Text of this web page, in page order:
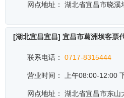
网点地址： 湖北省宜昌市晓溪
[湖北宜昌宜昌] 宜昌市葛洲坝客票
联系电话： 0717-8315444
营业时间： 上午08:00-12:00
网点地址： 湖北省宜昌市东